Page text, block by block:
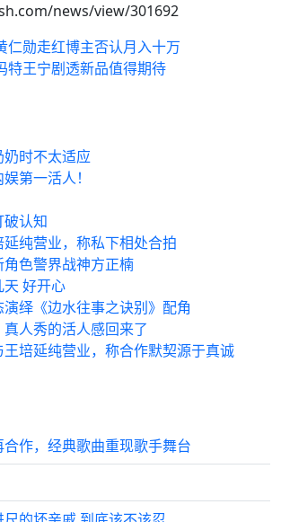
news/view/301692
仁勋走红博主否认月入十万
特王宁剧透新品值得期待
时不太适应
第一活人！
认知
纯营业，称私下相处合拍
色警界战神方正楠
好开心
绎《边水往事之诀别》配角
人秀的活人感回来了
培延纯营业，称合作默契源于真诚
作，经典歌曲重现歌手舞台